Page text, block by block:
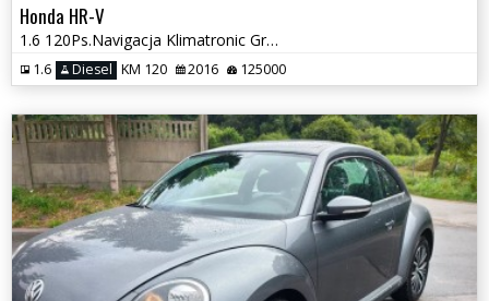
Honda HR-V
1.6 120Ps.Navigacja Klimatronic Grzane Fotele 2016
1.6 Diesel KM 120 2016 125000